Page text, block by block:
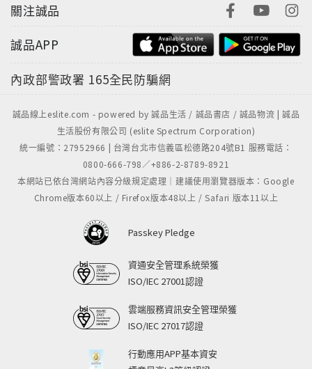
關注誠品
誠品APP
內政部警政署 165全民防騙網
誠品線上eslite.com - powered by 誠品生活 / 誠品書店 / 誠品物流 | 誠品
生活股份有限公司 (eslite Spectrum Corporation)
統一編號：27952966 | 台灣台北市信義區松德路204號B1 服務電話：
0800-666-798／+886-2-8789-8921
本網站已依台灣網站內容分級規定處理｜建議使用瀏覽器版本：Google
Chrome版本60以上 / Firefox版本48以上 / Safari 版本11以上
Passkey Pledge
資通安全管理系統榮獲
ISO/IEC 27001認證
雲端服務資訊安全管理榮獲
ISO/IEC 27017認證
行動應用APP基本資安